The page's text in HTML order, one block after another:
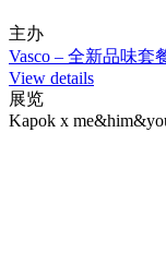
主办
Vasco – 全新品味套
View details
展览
Kapok x